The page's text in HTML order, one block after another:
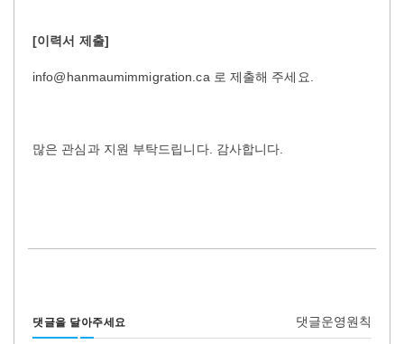
[이력서 제출]
info@hanmaumimmigration.ca 로 제출해 주세요.
많은 관심과 지원 부탁드립니다. 감사합니다.
댓글을 달아주세요 댓글운영원칙